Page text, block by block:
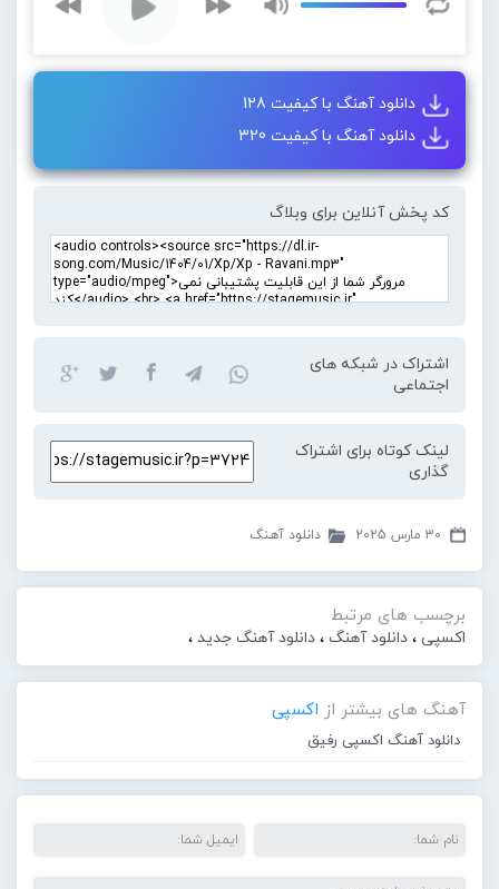
دانلود آهنگ با کیفیت 128
دانلود آهنگ با کیفیت 320
کد پخش آنلاین برای وبلاگ
اشتراک در شبکه های
اجتماعی
لینک کوتاه برای اشتراک
گذاری
30 مارس 2025 دانلود آهنگ
برچسب های مرتبط
اکسپی ، دانلود آهنگ ، دانلود آهنگ جدید ،
آهنگ های بیشتر از اکسپی
دانلود آهنگ اکسپی رفیق